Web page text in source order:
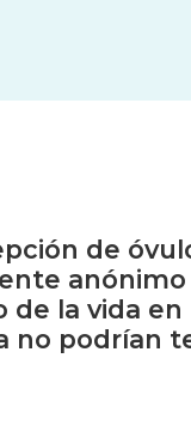
de
anónimo
de la vida en
no podrían